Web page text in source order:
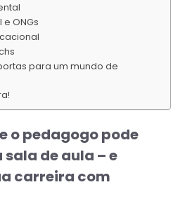
ONGs
para um mundo de
o pedagogo pode
de aula – e
carreira com